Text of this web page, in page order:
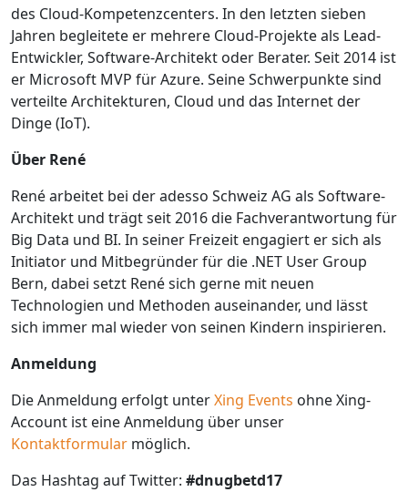
des Cloud-Kompetenzcenters. In den letzten sieben
Jahren begleitete er mehrere Cloud-Projekte als Lead-
Entwickler, Software-Architekt oder Berater. Seit 2014 ist
er Microsoft MVP für Azure. Seine Schwerpunkte sind
verteilte Architekturen, Cloud und das Internet der
Dinge (IoT).
Über René
René arbeitet bei der adesso Schweiz AG als Software-
Architekt und trägt seit 2016 die Fachverantwortung für
Big Data und BI. In seiner Freizeit engagiert er sich als
Initiator und Mitbegründer für die .NET User Group
Bern, dabei setzt René sich gerne mit neuen
Technologien und Methoden auseinander, und lässt
sich immer mal wieder von seinen Kindern inspirieren.
Anmeldung
Die Anmeldung erfolgt unterXing Events ohne Xing-
Account ist eine Anmeldung über unser
Kontaktformular möglich.
Das Hashtag auf Twitter: #dnugbetd17